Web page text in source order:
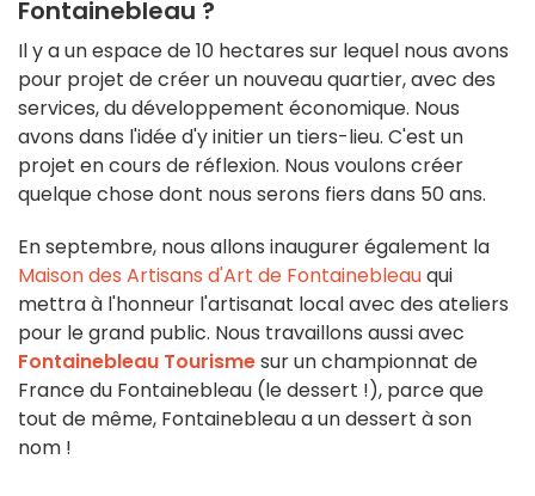
Fontainebleau ?
Il y a un espace de 10 hectares sur lequel nous avons
pour projet de créer un nouveau quartier, avec des
services, du développement économique. Nous
avons dans l'idée d'y initier un tiers-lieu. C'est un
projet en cours de réflexion. Nous voulons créer
quelque chose dont nous serons fiers dans 50 ans.
En septembre, nous allons inaugurer également la
Maison des Artisans d'Art de Fontainebleauqui
mettra à l'honneur l'artisanat local avec des ateliers
pour le grand public. Nous travaillons aussi avec
Fontainebleau Tourismesur un championnat de
France du Fontainebleau (le dessert !), parce que
tout de même, Fontainebleau a un dessert à son
nom !